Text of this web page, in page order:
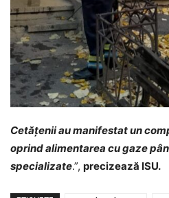
Cetățenii au manifestat un
oprind alimentarea cu gaze
specializate.”, precizează ISU.